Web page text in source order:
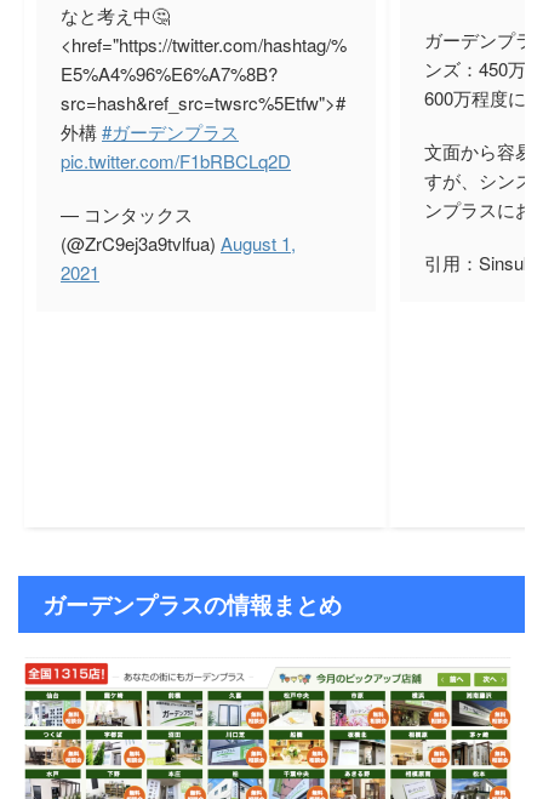
なと考え中🤔
<href="https://twitter.com/hashtag/%
E5%A4%96%E6%A7%8B?
src=hash&ref_src=twsrc%5Etfw">#
外構#ガーデンプラス
pic.twitter.com/F1bRBCLq2D
— コンタックス
(@ZrC9ej3a9tvlfua) August 1,
2021
ガーデンプラ
ンズ：450万
600万程度に
文面から容易
すが、シンス
ンプラスにお
引用：
ガーデンプラスの情報まとめ